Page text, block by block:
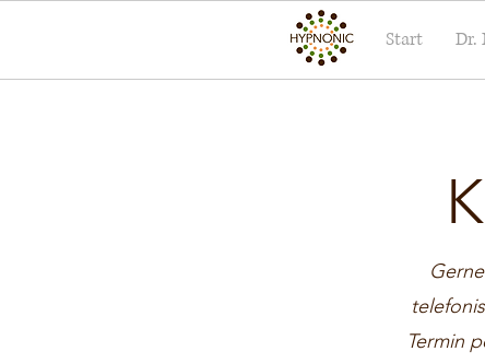
Start Dr.
Termin